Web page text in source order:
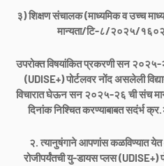
३) शिक्षण संचालक (माध्यमिक व उच्च
मान्यता/टि-८/२०२५/
उपरोक्त विषयांकित प्रकरणी सन
(UDISE+) पोर्टलवर नोंद असलेली
विचारात घेऊन सन २०२५-२६ ची संच
दिनांक निश्चित करण्याबाबत सदंर्भ
२. त्यानुषंगाने आपणांस कळविण्यात
रोजीपर्यंतची यु-डायस प्लस (UDISE+)